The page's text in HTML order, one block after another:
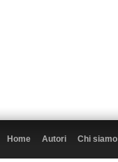
Home Autori Chi siamo